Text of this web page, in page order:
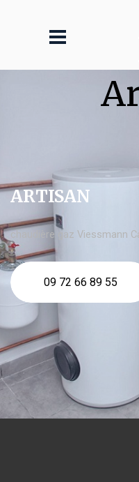
ARTISAN
chaudière gaz Viessmann
09 72 66 89 55